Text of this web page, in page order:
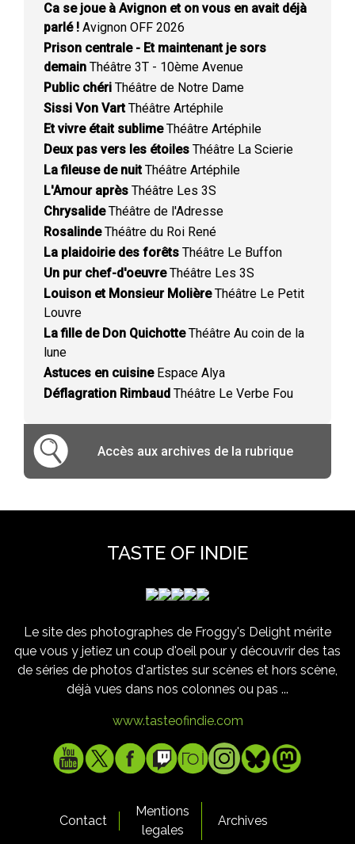
Ca se joue à Avignon et on vous en avait déjà
parlé ! Avignon OFF 2026
Prison centrale - Et maintenant je sors
demain Théâtre 3T - 10ème Avenue
Public chéri Théâtre de Notre Dame
Sissi Von VartThéâtre Artéphile
Et vivre était sublimeThéâtre Artéphile
Deux pas vers les étoiles Théâtre La Scierie
La fileuse de nuitThéâtre Artéphile
L'Amour après Théâtre Les 3S
ChrysalideThéâtre de l'Adresse
RosalindeThéâtre du Roi René
La plaidoirie des forêts Théâtre Le Buffon
Un pur chef-d'oeuvreThéâtre Les 3S
Louison et Monsieur MolièreThéâtre Le Petit
Louvre
La fille de Don QuichotteThéâtre Au coin de la
lune
Astuces en cuisineEspace Alya
Déflagration Rimbaud Théâtre Le Verbe Fou
Accès aux archives de la rubrique
TASTE OF INDIE
Le site des photographes de Froggy's Delight mérite
que vous y jetiez un coup d'oeil pour y découvrir des tas
de séries de photos d'artistes sur scènes et hors scène,
déjà vues dans nos colonnes ou pas ...
www.tasteofindie.com
Contact
Mentions
legales
Archives